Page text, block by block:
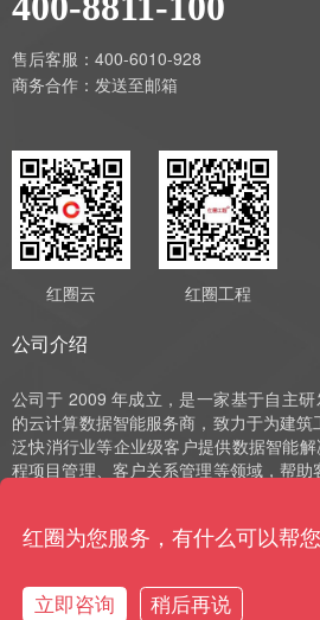
售后客服：400-6010-928
商务合作： 发送至邮箱
红圈云 红圈工程
公司介绍
公司于 2009 年成立，是一家基于自主
的云计算数据智能服务商，致力于为建
泛快消行业等企业级客户提供数据智能
程项目管理、客户关系管理等领域，帮
实现数字化运营、管理和决策。公司深
自主研发作为发展的驱动力，并获评国
技术企业、北京市“专精特新”小巨人和北
红圈为您服务，有什么可以帮您
立即咨询 稍后再说
购买咨询 售前电话